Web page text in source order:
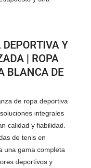
Y
| ROPA
BLANCA DE
de ropa deportiva
integrales
calidad y fiabilidad.
de tenis en
una gama completa
deportivos y